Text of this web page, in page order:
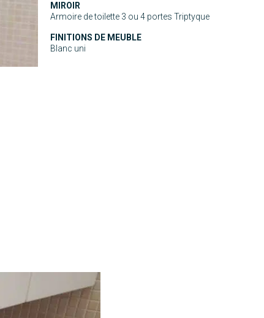
MIROIR
Armoire de toilette 3 ou 4 portes Triptyque
FINITIONS DE MEUBLE
Blanc uni